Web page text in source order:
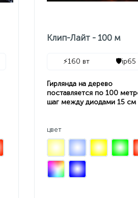
Клип-Лайт - 100 м
⚡160 вт 🛡️ip65
Гирлянда на дерево
поставляется по 100
шаг между диодами 15 см
цвет